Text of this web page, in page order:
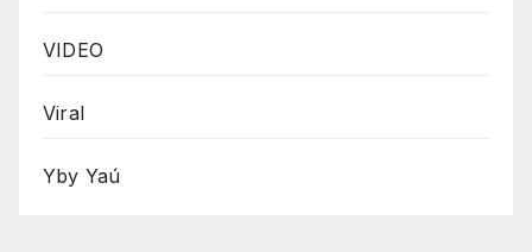
VIDEO
Viral
Yby Yaú